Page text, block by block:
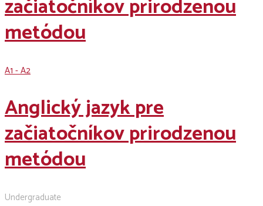
začiatočníkov prirodzenou
metódou
A1 - A2
Anglický jazyk pre
začiatočníkov prirodzenou
metódou
Undergraduate